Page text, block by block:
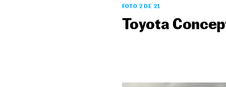
FOTO 2 DE 21
Toyota